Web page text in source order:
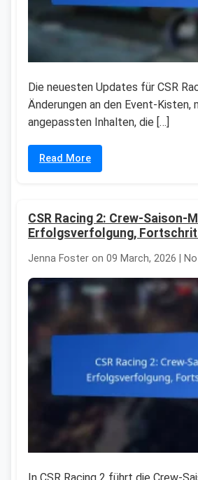
Die neuesten Updates für CSR
Änderungen an den Event-Kisten,
angepassten Inhalten, die […]
Read More
CSR Racing 2: Crew-Saison-
Erfolgsverfolgung,
Jenna Foster on 09 March, 2026 |